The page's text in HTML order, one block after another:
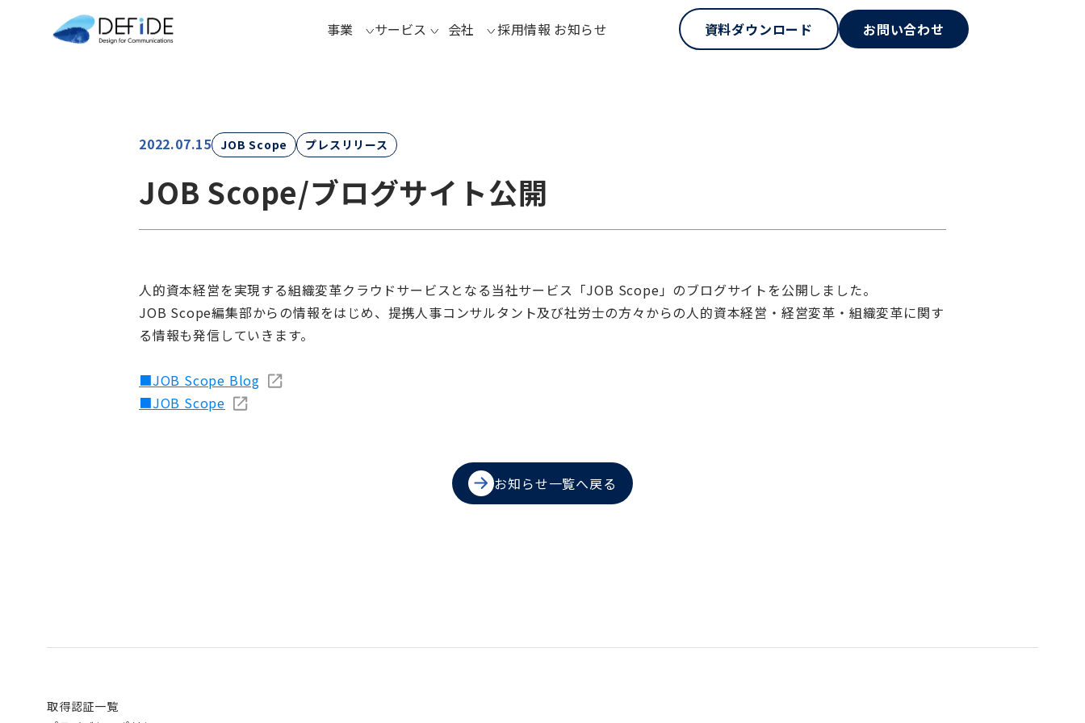
事業 サービス 会社 採用情報 お知らせ 資料ダウンロード お問い合わせ
2022.07.15 JOB Scope プレスリリース
JOB Scope/ブログサイト公開
人的資本経営を実現する組織変革クラウドサービスとなる当社サービス「JOB Scope」のブログサイトを公開しました。
JOB Scope編集部からの情報をはじめ、提携人事コンサルタント及び社労士の方々からの人的資本経営・経営変革・組織変革に関す
る情報も発信していきます。
■JOB Scope Blog
■JOB Scope
お知らせ一覧へ戻る
取得認証一覧